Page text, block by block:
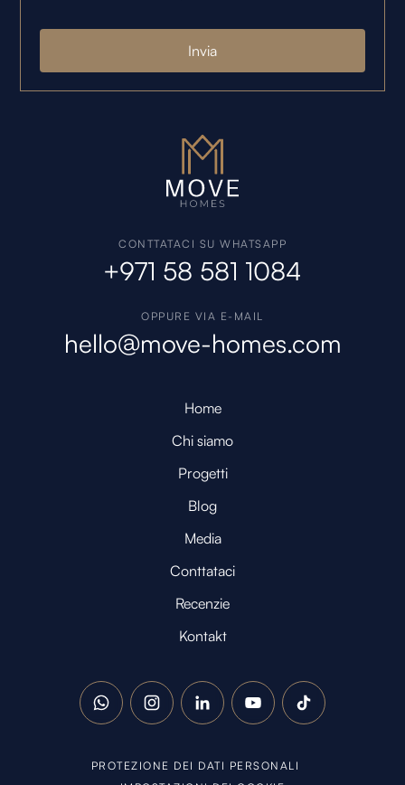
CONTTATACI SU WHATSAPP
+971 58 581 1084
OPPURE VIA E-MAIL
hello@move-homes.com
Home
Chi siamo
Progetti
Blog
Media
Conttataci
Recenzie
Kontakt
WhatsAppInstagramLinkedInYouTubeTikTok
PROTEZIONE DEI DATI PERSONALI